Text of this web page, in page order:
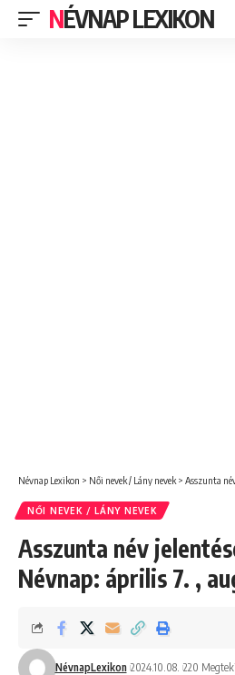
NÉVNAP LEXIKON
Névnap Lexikon > Női nevek / Lány nevek > Asszunta név
NŐI NEVEK / LÁNY NEVEK
Asszunta név
Névnap: április 7. ,
NévnapLexikon 2024.10.08. 220